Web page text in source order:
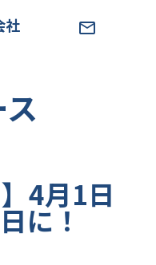
社
4月1日
に！